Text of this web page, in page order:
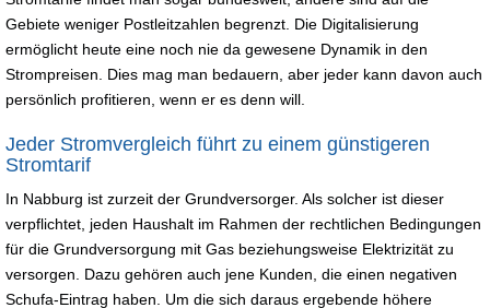
Gebiete weniger Postleitzahlen begrenzt. Die Digitalisierung
ermöglicht heute eine noch nie da gewesene Dynamik in den
Strompreisen. Dies mag man bedauern, aber jeder kann davon auch
persönlich profitieren, wenn er es denn will.
Jeder Stromvergleich führt zu einem günstigeren
Stromtarif
In Nabburg ist zurzeit der Grundversorger. Als solcher ist dieser
verpflichtet, jeden Haushalt im Rahmen der rechtlichen Bedingungen
für die Grundversorgung mit Gas beziehungsweise Elektrizität zu
versorgen. Dazu gehören auch jene Kunden, die einen negativen
Schufa-Eintrag haben. Um die sich daraus ergebende höhere